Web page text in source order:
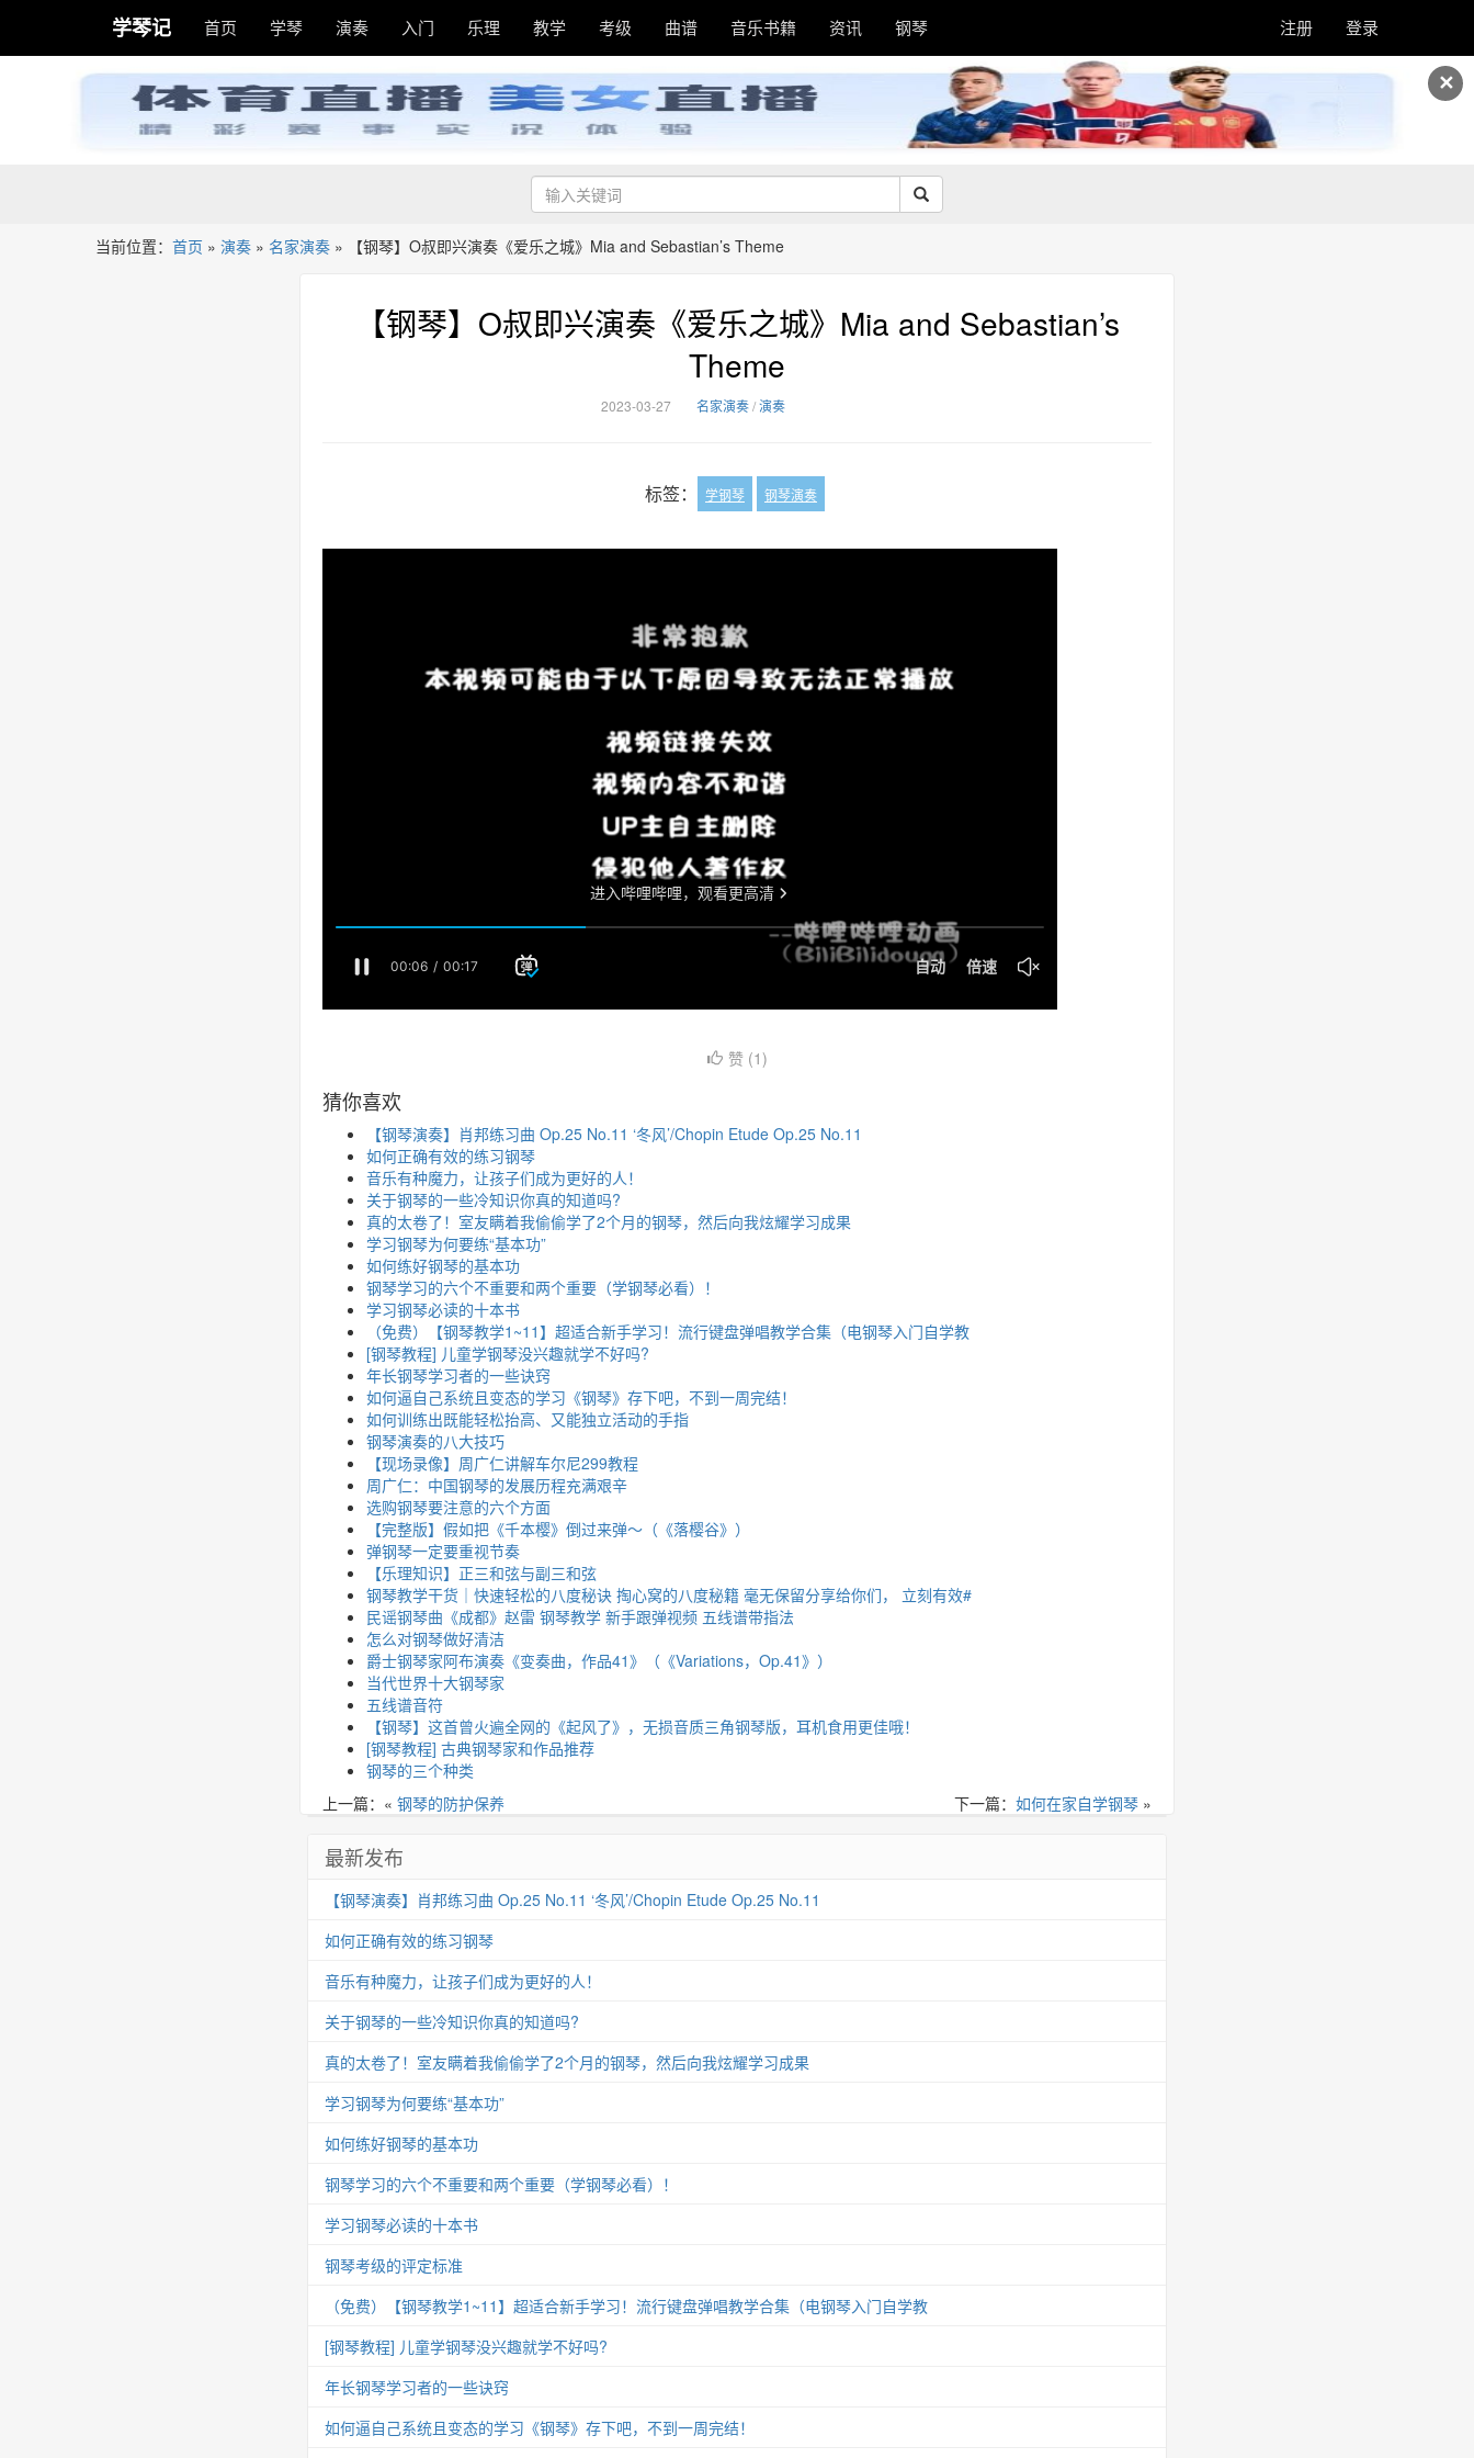
✕
学琴记 首页 学琴 演奏 入门 乐理 教学 考级 曲谱 音乐书籍 资讯 钢琴 注册 登录
当前位置： 首页 » 演奏 » 名家演奏 » 【钢琴】O叔即兴演奏《爱乐之城》Mia and Sebastian’s Theme
【钢琴】O叔即兴演奏《爱乐之城》Mia and Sebastian’s
Theme
2023-03-27 名家演奏/演奏
标签： 学钢琴 钢琴演奏
赞 (1)
猜你喜欢
【钢琴演奏】肖邦练习曲 Op.25 No.11 ‘冬风’/Chopin Etude Op.25 No.11
如何正确有效的练习钢琴
音乐有种魔力，让孩子们成为更好的人！
关于钢琴的一些冷知识你真的知道吗?
真的太卷了！室友瞒着我偷偷学了2个月的钢琴，然后向我炫耀学习成果
学习钢琴为何要练“基本功”
如何练好钢琴的基本功
钢琴学习的六个不重要和两个重要（学钢琴必看）！
学习钢琴必读的十本书
（免费）【钢琴教学1~11】超适合新手学习！流行键盘弹唱教学合集（电钢琴入门自学教
[钢琴教程] 儿童学钢琴没兴趣就学不好吗?
年长钢琴学习者的一些诀窍
如何逼自己系统且变态的学习《钢琴》存下吧，不到一周完结！
如何训练出既能轻松抬高、又能独立活动的手指
钢琴演奏的八大技巧
【现场录像】周广仁讲解车尔尼299教程
周广仁：中国钢琴的发展历程充满艰辛
选购钢琴要注意的六个方面
【完整版】假如把《千本樱》倒过来弹～（《落樱谷》）
弹钢琴一定要重视节奏
【乐理知识】正三和弦与副三和弦
钢琴教学干货｜快速轻松的八度秘诀 掏心窝的八度秘籍 毫无保留分享给你们， 立刻有效#
民谣钢琴曲《成都》赵雷 钢琴教学 新手跟弹视频 五线谱带指法
怎么对钢琴做好清洁
爵士钢琴家阿布演奏《变奏曲，作品41》（《Variations，Op.41》）
当代世界十大钢琴家
五线谱音符
【钢琴】这首曾火遍全网的《起风了》，无损音质三角钢琴版，耳机食用更佳哦！
[钢琴教程] 古典钢琴家和作品推荐
钢琴的三个种类
下一篇： 如何在家自学钢琴 »
上一篇：« 钢琴的防护保养
最新发布
【钢琴演奏】肖邦练习曲 Op.25 No.11 ‘冬风’/Chopin Etude Op.25 No.11
如何正确有效的练习钢琴
音乐有种魔力，让孩子们成为更好的人！
关于钢琴的一些冷知识你真的知道吗?
真的太卷了！室友瞒着我偷偷学了2个月的钢琴，然后向我炫耀学习成果
学习钢琴为何要练“基本功”
如何练好钢琴的基本功
钢琴学习的六个不重要和两个重要（学钢琴必看）！
学习钢琴必读的十本书
钢琴考级的评定标准
（免费）【钢琴教学1~11】超适合新手学习！流行键盘弹唱教学合集（电钢琴入门自学教
[钢琴教程] 儿童学钢琴没兴趣就学不好吗?
年长钢琴学习者的一些诀窍
如何逼自己系统且变态的学习《钢琴》存下吧，不到一周完结！